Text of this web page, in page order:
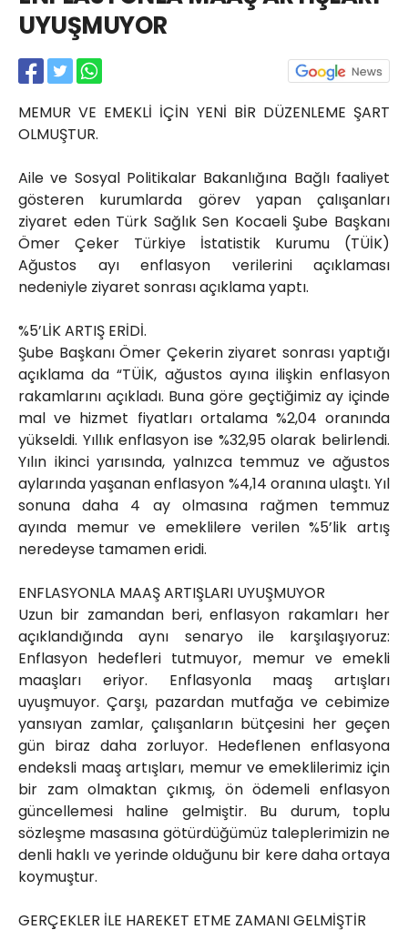
UYUŞMUYOR
MEMUR VE EMEKLİ İÇİN YENİ BİR DÜZENLEME ŞART
OLMUŞTUR.
Aile ve Sosyal Politikalar Bakanlığına Bağlı faaliyet
gösteren kurumlarda görev yapan çalışanları
ziyaret eden Türk Sağlık Sen Kocaeli Şube Başkanı
Ömer Çeker Türkiye İstatistik Kurumu (TÜİK)
Ağustos ayı enflasyon verilerini açıklaması
nedeniyle ziyaret sonrası açıklama yaptı.
%5’LİK ARTIŞ ERİDİ.
Şube Başkanı Ömer Çekerin ziyaret sonrası yaptığı
açıklama da “TÜİK, ağustos ayına ilişkin enflasyon
rakamlarını açıkladı. Buna göre geçtiğimiz ay içinde
mal ve hizmet fiyatları ortalama %2,04 oranında
yükseldi. Yıllık enflasyon ise %32,95 olarak belirlendi.
Yılın ikinci yarısında, yalnızca temmuz ve ağustos
aylarında yaşanan enflasyon %4,14 oranına ulaştı. Yıl
sonuna daha 4 ay olmasına rağmen temmuz
ayında memur ve emeklilere verilen %5’lik artış
neredeyse tamamen eridi.
ENFLASYONLA MAAŞ ARTIŞLARI UYUŞMUYOR
Uzun bir zamandan beri, enflasyon rakamları her
açıklandığında aynı senaryo ile karşılaşıyoruz:
Enflasyon hedefleri tutmuyor, memur ve emekli
maaşları eriyor. Enflasyonla maaş artışları
uyuşmuyor. Çarşı, pazardan mutfağa ve cebimize
yansıyan zamlar, çalışanların bütçesini her geçen
gün biraz daha zorluyor. Hedeflenen enflasyona
endeksli maaş artışları, memur ve emeklilerimiz için
bir zam olmaktan çıkmış, ön ödemeli enflasyon
güncellemesi haline gelmiştir. Bu durum, toplu
sözleşme masasına götürdüğümüz taleplerimizin ne
denli haklı ve yerinde olduğunu bir kere daha ortaya
koymuştur.
GERÇEKLER İLE HAREKET ETME ZAMANI GELMİŞTİR
Akkavaklar Caddesi No:17/4 İzmit-
kocaelisokak@gmail.com